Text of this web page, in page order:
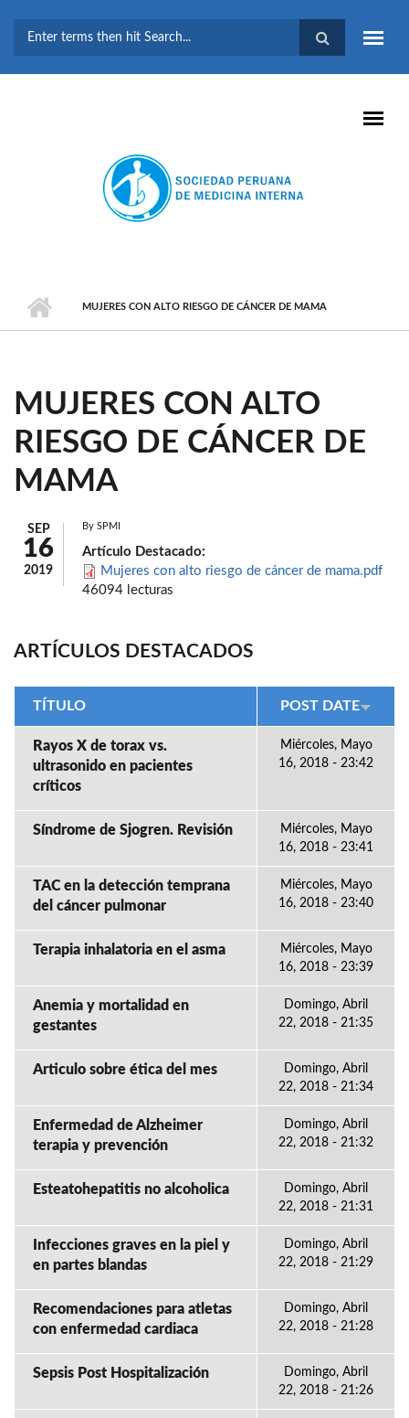
BÚSQUEDA
MUJERES CON ALTO RIESGO DE CÁNCER DE MAMA
MUJERES CON ALTO
RIESGO DE CÁNCER DE
MAMA
SEP
16
2019
By SPMI
Artículo Destacado:
Mujeres con alto riesgo de cáncer de mama.pdf
46094 lecturas
ARTÍCULOS DESTACADOS
TÍTULO POST DATE
Rayos X de torax vs.
ultrasonido en pacientes
críticos
Miércoles, Mayo
16, 2018 - 23:42
Síndrome de Sjogren. Revisión
Miércoles, Mayo
16, 2018 - 23:41
TAC en la detección temprana
del cáncer pulmonar
Miércoles, Mayo
16, 2018 - 23:40
Terapia inhalatoria en el asma
Miércoles, Mayo
16, 2018 - 23:39
Anemia y mortalidad en
gestantes
Domingo, Abril
22, 2018 - 21:35
Articulo sobre ética del mes
Domingo, Abril
22, 2018 - 21:34
Enfermedad de Alzheimer
terapia y prevención
Domingo, Abril
22, 2018 - 21:32
Esteatohepatitis no alcoholica
Domingo, Abril
22, 2018 - 21:31
Infecciones graves en la piel y
en partes blandas
Domingo, Abril
22, 2018 - 21:29
Recomendaciones para atletas
con enfermedad cardiaca
Domingo, Abril
22, 2018 - 21:28
Sepsis Post Hospitalización
Domingo, Abril
22, 2018 - 21:26